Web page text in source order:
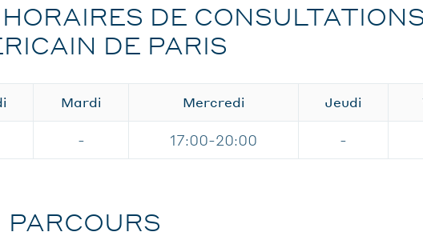
DE
DE PARIS
Mardi Mercredi Jeudi
- 17:00-20:00 -
PARCOURS